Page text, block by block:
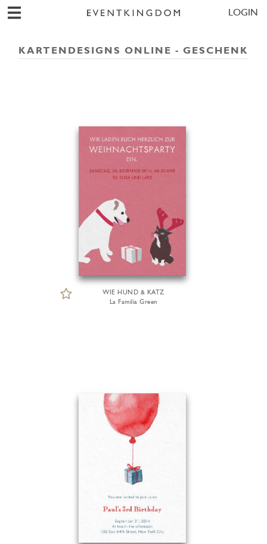
LOGIN
KARTENDESIGNS ONLINE - GESCHENK
WIE HUND & KATZ
La Familia Green